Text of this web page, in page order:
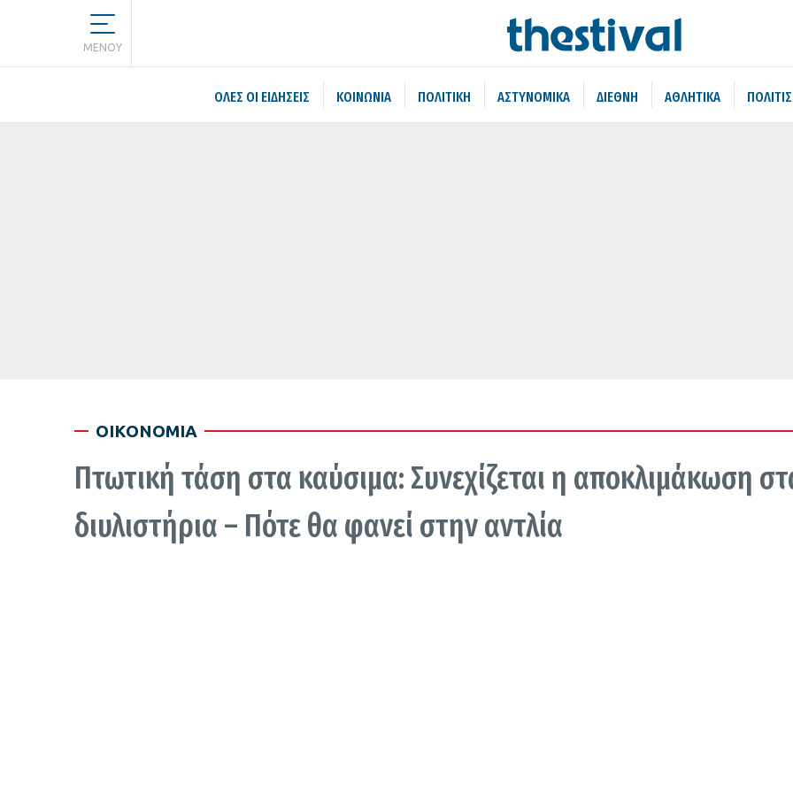
MENOY
ΌΛΕΣ ΟΙ ΕΙΔΉΣΕΙΣ ΚΟΙΝΩΝΙΑ ΠΟΛΙΤΙΚΗ ΑΣΤΥΝΟΜΙΚΑ ΔΙΕΘΝΗ ΑΘΛΗΤΙΚΑ
ΟΙΚΟΝΟΜΙΑ
Πτωτική τάση στα καύσιμα: Συνεχίζεται η αποκλιμάκωση
διυλιστήρια – Πότε θα φανεί στην αντλία